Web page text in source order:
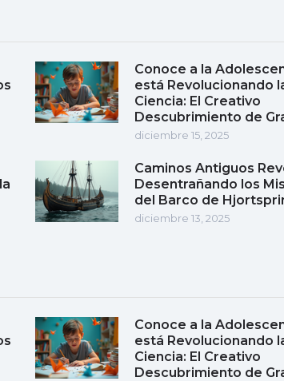
Conoce a la
está Revolucionando
Ciencia: El Creativo
Descubrimiento de
diciembre 15, 2025
Caminos Antiguos
Desentrañando los
del Barco de
diciembre 13, 2025
Conoce a la
está Revolucionando
Ciencia: El Creativo
Descubrimiento de